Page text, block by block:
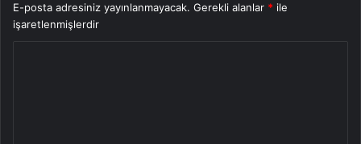
E-posta adresiniz yayınlanmayacak. Gerekli alanlar * ile
işaretlenmişlerdir